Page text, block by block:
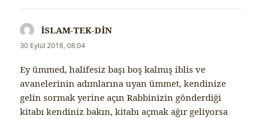
İSLAM-TEK-DİN
30 Eylül 2018, 08:04
Ey ümmed, halifesiz başı boş kalmış iblis ve
avanelerinin adımlarına uyan ümmet, kendinize
gelin sormak yerine açın Rabbinizin gönderdiği
kitabı kendiniz bakın, kitabı açmak ağır geliyorsa